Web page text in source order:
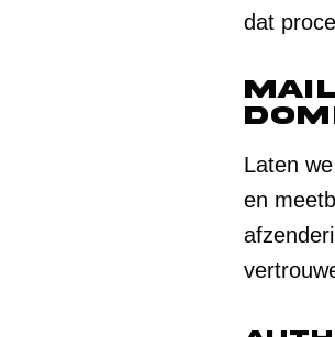
dat
Laten
en